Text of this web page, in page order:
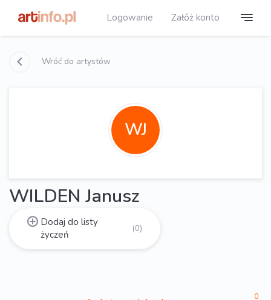
Logowanie Załóż konto
Wróć do artystów
WJ
WILDEN Janusz
Dodaj do listy
życzeń
(0)
0